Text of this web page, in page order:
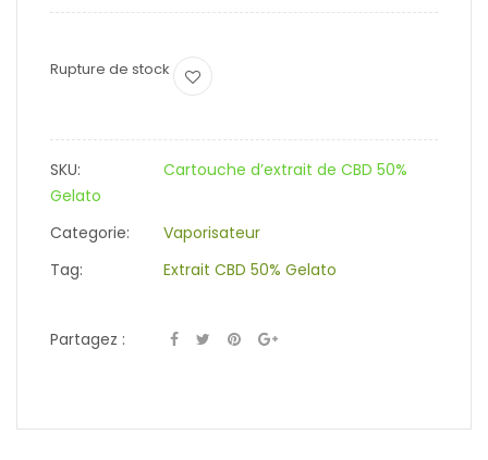
Rupture de stock
SKU:
Cartouche d’extrait de CBD 50%
Gelato
Categorie:
Vaporisateur
Tag:
Extrait CBD 50% Gelato
Partagez :